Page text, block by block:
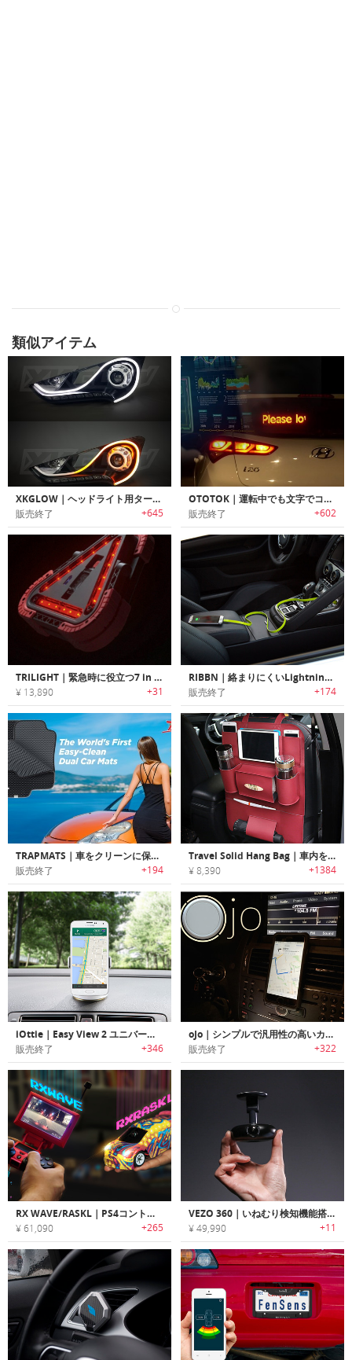
類似アイテム
XKGLOW｜ヘッドライト用ターンシグナルLEDストラップ「エックスグロー」
販売終了 +645
OTOTOK｜運転中でも文字でコミュニケーション可能なカーウィンドウ用LEDデイスプレイ「オトトック」
販売終了 +602
TRILIGHT｜緊急時に役立つ7 in 1多機能トライアングル警告灯「トライライト」
¥ 13,890 +31
RIBBN｜絡まりにくいLightning/microUSB対応車用充電ケーブル「リビン」
販売終了 +174
TRAPMATS｜車をクリーンに保つカーマット「トラップマット」
販売終了 +194
Travel Solid Hang Bag｜車内をすっきりオーガナイズできるPUレザー製カーシートオーガナイズバッグ
¥ 8,390 +1384
iOttie｜Easy View 2 ユニバーサルカーマウントホルダー
販売終了 +346
oJo｜シンプルで汎用性の高いカーマウントシステム「オージョー」
販売終了 +322
RX WAVE/RASKL｜PS4コントローラーを使用してまるでラジコンカーの中にいるような感覚で走行可能なRCカー「RX」
¥ 61,090 +265
VEZO 360｜いねむり検知機能搭載4K/360˚スマートダッシュカメラ「ヴィーゾ360」
¥ 49,990 +11